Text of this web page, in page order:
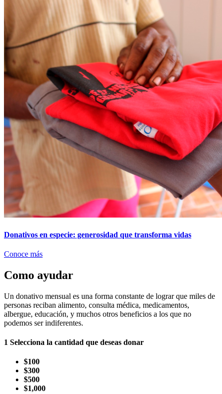
Donativos en especie: generosidad que transforma vidas
Conoce más
Como ayudar
Un donativo mensual es una forma constante de lograr que miles de
personas reciban alimento, consulta médica, medicamentos,
albergue, educación, y muchos otros beneficios a los que no
podemos ser indiferentes.
1 Selecciona la cantidad que deseas donar
$100
$300
$500
$1,000